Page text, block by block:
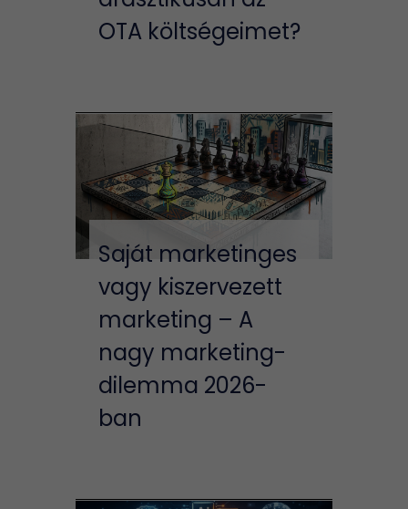
OTA költségeimet?
Saját marketinges
vagy kiszervezett
marketing – A
nagy marketing-
dilemma 2026-
ban